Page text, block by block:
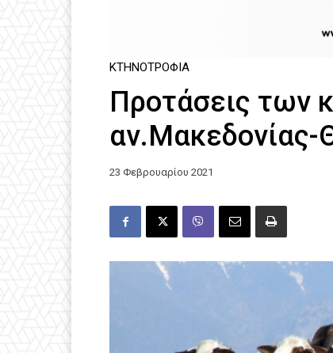
ΚΤΗΝΟΤΡΟΦΊΑ
Προτάσεις των
αν.Μακεδονίας-
23 Φεβρουαρίου 2021